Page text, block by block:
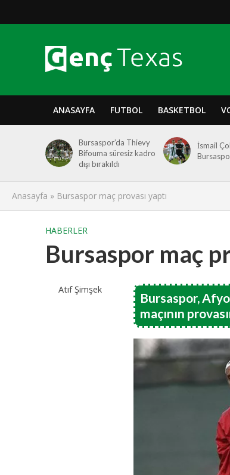
ANASAYFA FUTBOL BASKETBOL
Bursaspor’da Thievy
Bifouma süresiz kadro
dışı bırakıldı
İsmail
Anasayfa » Bursaspor maç provası yaptı
HABERLER
Bursaspor maç
Atıf Şimşek
Bursaspor,
maçının